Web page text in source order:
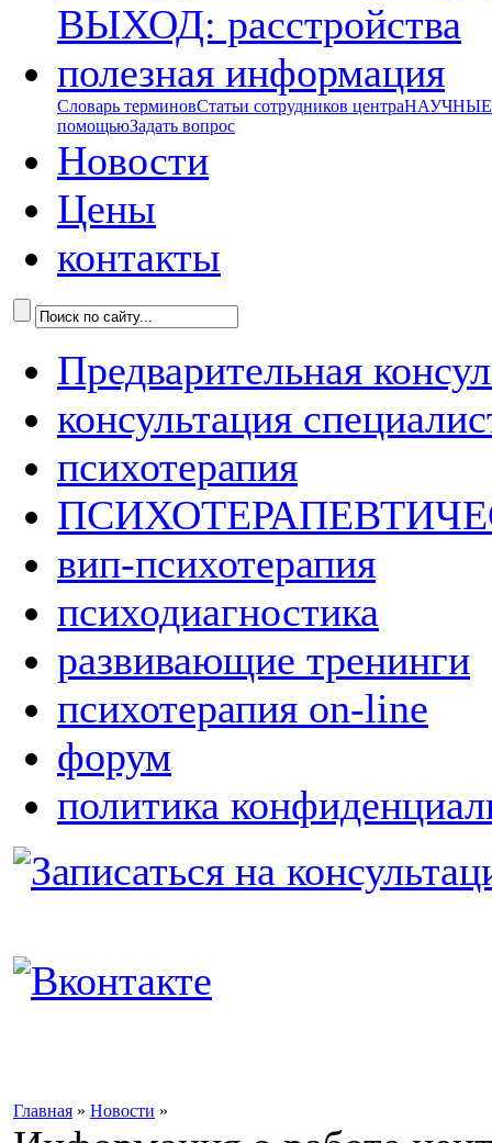
ВЫХОД: расстройства
полезная информация
Словарь терминовСтатьи сотрудников центраНАУЧНЫЕ
помощьюЗадать вопрос
Новости
Цены
контакты
Предварительная
консультация
психотерапия
вип-психотерапия
психодиагностика
развивающие тренинги
психотерапия on-line
форум
политика
Главная » Новости »